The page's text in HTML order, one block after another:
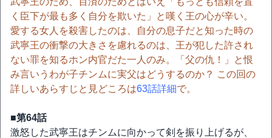
く臣下が最も多く自分を欺いた」と嘆く王の心が辛い。
愛する女人を殺害したのは、自分の息子だと知った時の
武寧王の衝撃の大きさを慮れるのは、王が犯した許され
ない罪を知るホン内官だた一人のみ。「父の仇！」と恨
み言いうわが子チンムに実父はどうするのか？ この回の
詳しいあらすじと見どころは63話詳細で。
■第64話
激怒した武寧王はチンムに向かって剣を振り上げるが、